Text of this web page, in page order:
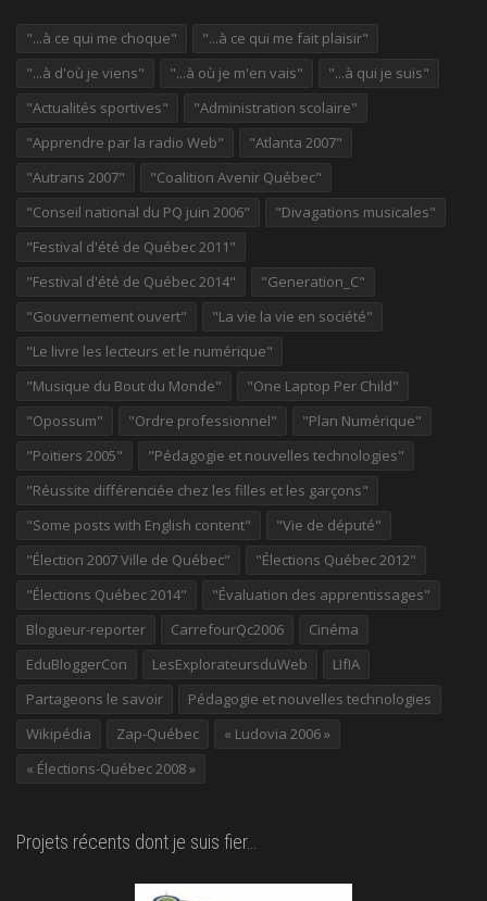
"...à ce qui me choque"
"...à ce qui me fait plaisir"
"...à d'où je viens"
"...à où je m'en vais"
"...à qui je suis"
"Actualités sportives"
"Administration scolaire"
"Apprendre par la radio Web"
"Atlanta 2007"
"Autrans 2007"
"Coalition Avenir Québec"
"Conseil national du PQ juin 2006"
"Divagations musicales"
"Festival d'été de Québec 2011"
"Festival d'été de Québec 2014"
"Generation_C"
"Gouvernement ouvert"
"La vie la vie en société"
"Le livre les lecteurs et le numérique"
"Musique du Bout du Monde"
"One Laptop Per Child"
"Opossum"
"Ordre professionnel"
"Plan Numérique"
"Poitiers 2005"
"Pédagogie et nouvelles technologies"
"Réussite différenciée chez les filles et les garçons"
"Some posts with English content"
"Vie de député"
"Élection 2007 Ville de Québec"
"Élections Québec 2012"
"Élections Québec 2014"
"Évaluation des apprentissages"
Blogueur-reporter
CarrefourQc2006
Cinéma
EduBloggerCon
LesExplorateursduWeb
LIfIA
Partageons le savoir
Pédagogie et nouvelles technologies
Wikipédia
Zap-Québec
« Ludovia 2006 »
« Élections-Québec 2008 »
Projets récents dont je suis fier…